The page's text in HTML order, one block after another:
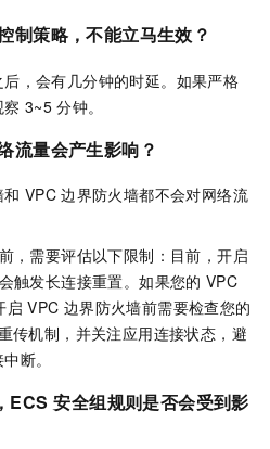
制策略，不能立马生效？
，会有几分钟的时延。如果严格
3~5 分钟。
流量会产生影响？
VPC 边界防火墙都不会对网络流
，需要评估以下限制：目前，开启
触发长连接重置。如果您的 VPC
启 VPC 边界防火墙前需要检查您的
传机制，并关注应用连接状态，避
断。
ECS 安全组规则是否会受到影